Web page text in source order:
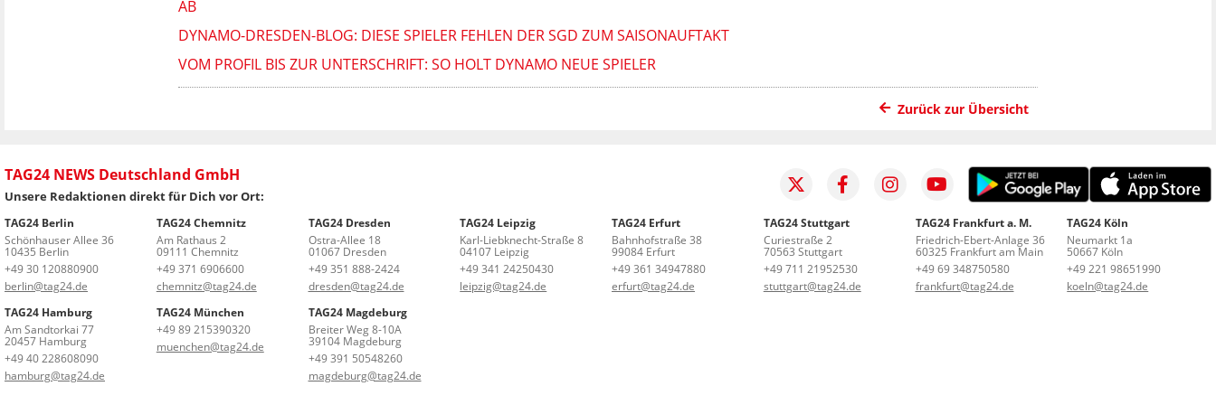
AB
DYNAMO-DRESDEN-BLOG: DIESE SPIELER FEHLEN DER SGD ZUM SAISONAUFTAKT
VOM PROFIL BIS ZUR UNTERSCHRIFT: SO HOLT DYNAMO NEUE SPIELER
Zurück zur Übersicht
TAG24 NEWS Deutschland GmbH
Unsere Redaktionen direkt für Dich vor Ort:
TAG24 Berlin
Schönhauser Allee 36
10435 Berlin
+49 30 120880900
berlin@tag24.de
TAG24 Chemnitz
Am Rathaus 2
09111 Chemnitz
+49 371 6906600
chemnitz@tag24.de
TAG24 Dresden
Ostra-Allee 18
01067 Dresden
+49 351 888-2424
dresden@tag24.de
TAG24 Leipzig
Karl-Liebknecht-Straße 8
04107 Leipzig
+49 341 24250430
leipzig@tag24.de
TAG24 Erfurt
Bahnhofstraße 38
99084 Erfurt
+49 361 34947880
erfurt@tag24.de
TAG24 Stuttgart
Curiestraße 2
70563 Stuttgart
+49 711 21952530
stuttgart@tag24.de
TAG24 Frankfurt a. M.
Friedrich-Ebert-Anlage 36
60325 Frankfurt am Main
+49 69 348750580
frankfurt@tag24.de
TAG24 Köln
Neumarkt 1a
50667 Köln
+49 221 98651990
koeln@tag24.de
TAG24 Hamburg
Am Sandtorkai 77
20457 Hamburg
+49 40 228608090
hamburg@tag24.de
TAG24 München
+49 89 215390320
muenchen@tag24.de
TAG24 Magdeburg
Breiter Weg 8-10A
39104 Magdeburg
+49 391 50548260
magdeburg@tag24.de